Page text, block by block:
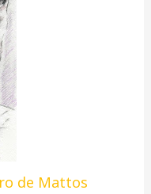
de Mattos